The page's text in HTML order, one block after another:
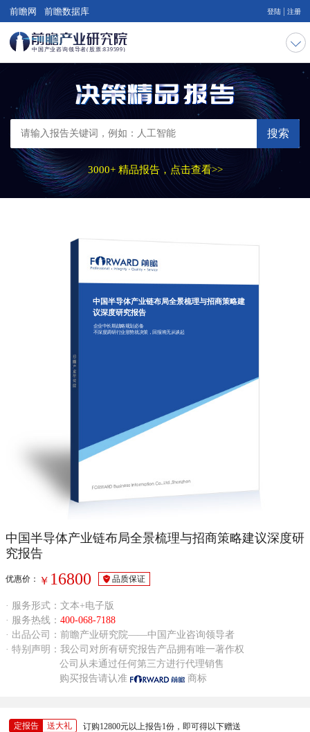
前瞻网 前瞻数据库 登陆 注册
搜索
3000+ 精品报告，点击查看>>
中国半导体产业链布局全景梳理与招商策略建
议深度研究报告
企业中长期战略规划必备
不深度调研行业形势就决策，回报将无从谈起
中国半导体产业链布局全景梳理与招商策略建议深度研
究报告
优惠价： ￥ 16800 品质保证
· 服务形式：文本+电子版
· 服务热线： 400-068-7188
· 出品公司：前瞻产业研究院——中国产业咨询领导者
· 特别声明：我公司对所有研究报告产品拥有唯一著作权
公司从未通过任何第三方进行代理销售
购买报告请认准
商标
定报告 送大礼 订购12800元以上报告1份，即可得以下赠送